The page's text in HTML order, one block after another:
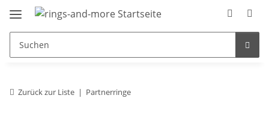
Zurück zur Liste Partnerringe